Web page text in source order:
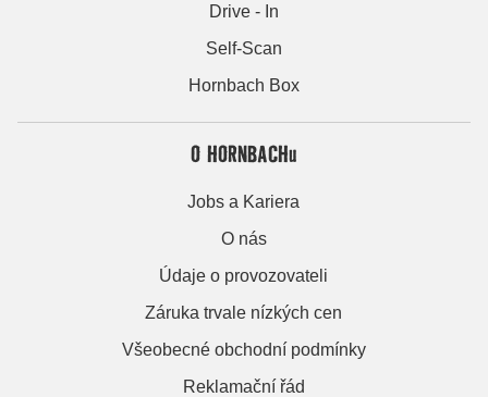
Drive - In
Self-Scan
Hornbach Box
O HORNBACHu
Jobs a Kariera
O nás
Údaje o provozovateli
Záruka trvale nízkých cen
Všeobecné obchodní podmínky
Reklamační řád